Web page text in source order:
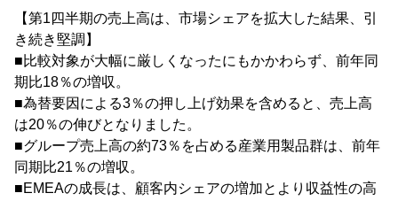
【第1四半期の売上高は、市場シェアを拡大した結果、引
き続き堅調】
■比較対象が大幅に厳しくなったにもかかわらず、前年同
期比18％の増収。
■為替要因による3％の押し上げ効果を含めると、売上高
は20％の伸びとなりました。
■グループ売上高の約73％を占める産業用製品群は、前年
同期比21％の増収。
■EMEAの成長は、顧客内シェアの増加とより収益性の高